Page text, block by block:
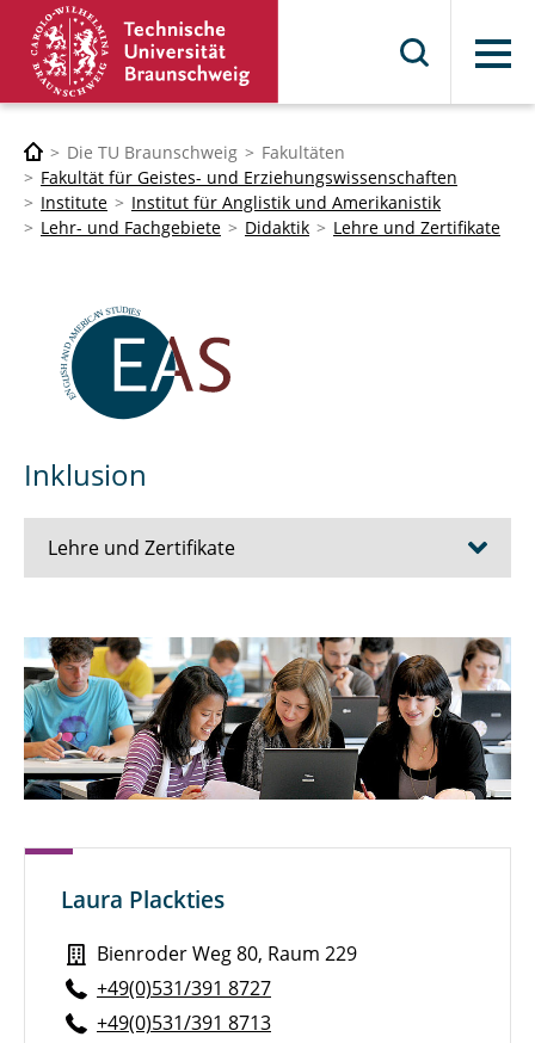
Menü
Die TU Braunschweig
Fakultäten
Fakultät für Geistes- und Erziehungswissenschaften
Institute
Institut für Anglistik und Amerikanistik
Lehr- und Fachgebiete
Didaktik Lehre und Zertifikate
Inklusion
Lehre und Zertifikate
Inklusion
Zertifikat "Global Learning"
Laura Plackties
Bienroder Weg 80, Raum 229
+49(0)531/391 8727
+49(0)531/391 8713